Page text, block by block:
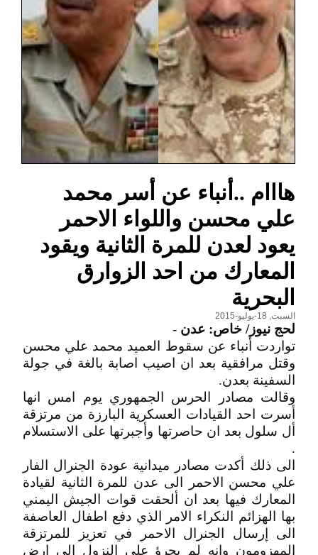
هااام ..أنباء عن أسر محمد
علي محسن واللواء الاحمر
يعود لعدن للمرة الثانية ويقود
المعارك من احد الزوارق
البحرية
السبت, 18-يوليو-2015
لحج نيوز/ خاص: عدن -
تواردت أنباء عن سقوط العميد محمد علي محسن
وقتل مرافقية بعد ان اصيب اصابة بالغة في جولة
السفينة بعدن.
وقالت مصادر الحرس الجمهوري يوم امس انها
أسرت احد القيادات العسكرية البارزة من مرتزقة
أل سلول بعد ان حاصرتها وأجبرتها على الاستسلام
.
الى ذلك أكدت مصادر ميدانية عودة الجنرال الفار
علي محسن الاحمر الى عدن للمرة الثانية لقيادة
المعارك فيها بعد ان ألحقت قوات الجيش اليمني
بها الهزائم النكراء الامر الذي دفع اطفال العاصفة
الى إرسال الجنرال الاحمر في تعزيز للمرتزقة
المهزومون وانه لم يجرؤ على النزول الى ارض